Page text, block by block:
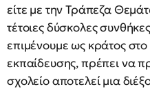
είτε με την Τράπεζα
τέτοιες δύσκολες
επιμένουμε ως κράτος στο
εκπαίδευσης, πρέπει να
σχολείο αποτελεί μια